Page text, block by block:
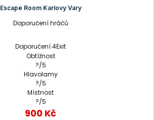
Escape Room Karlovy Vary
Doporučení hráčů
Doporučení 4Exit
Obtížnost
?/5
Hlavolamy
?/5
Místnost
?/5
900 Kč